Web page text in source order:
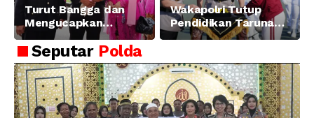
Turut Bangga dan
Mengucapkan
Selamat dan Sukses
Atas Pelantikan
Putra Brigjen Pol Drs,
A.M Kamal. Sebagai
Perwira Polri Lulusan
AKPOL 2026
Wakapolri Tutup
Pendidikan Taruna
Akpol Angkatan ke-
Amanat Kapolri
kepada 282 Capaja
Seputar Polda